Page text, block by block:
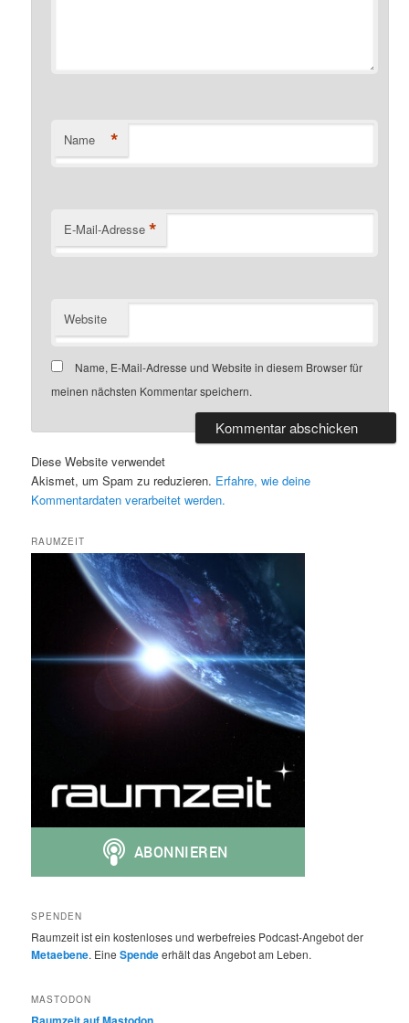
Name *
E-Mail-Adresse *
Website
Name, E-Mail-Adresse und Website in diesem Browser für
meinen nächsten Kommentar speichern.
Diese Website verwendet
Akismet, um Spam zu reduzieren. Erfahre, wie deine
Kommentardaten verarbeitet werden.
RAUMZEIT
SPENDEN
Raumzeit ist ein kostenloses und werbefreies Podcast-Angebot der
Metaebene. EineSpendeerhält das Angebot am Leben.
MASTODON